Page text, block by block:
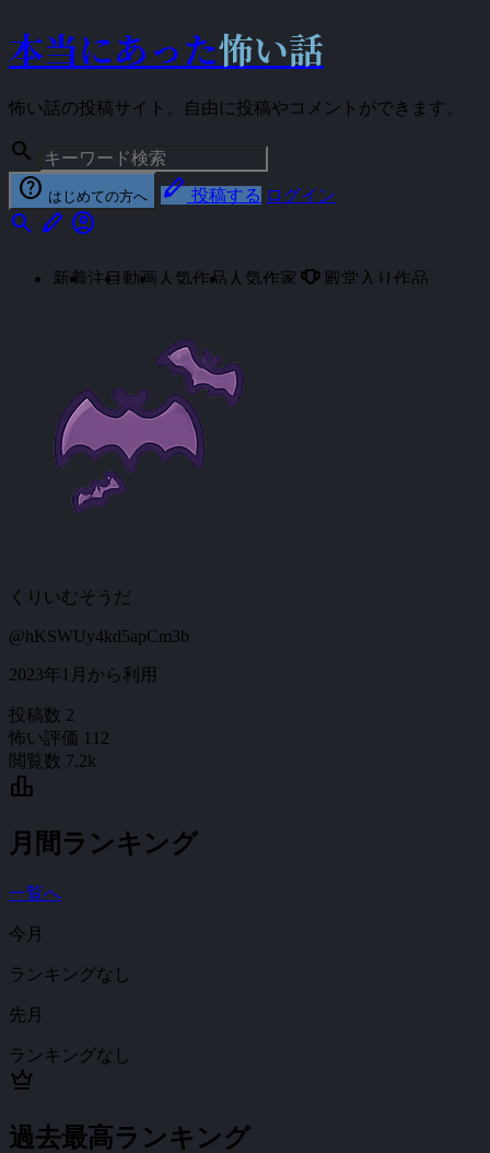
本当にあった怖い話
怖い話の投稿サイト。自由に投稿やコメントができます。
search
help はじめての方へ stylus 投稿する ログイン
search stylus account_circle
新着 注目 動画 人気作品 人気作家 emoji_events 殿堂入り作品
くりいむそうだ
@hKSWUy4kd5apCm3b
2023年1月から利用
投稿数 2
怖い評価 112
閲覧数 7.2k
leaderboard
月間ランキング
一覧へ
今月
ランキングなし
先月
ランキングなし
crown
過去最高ランキング